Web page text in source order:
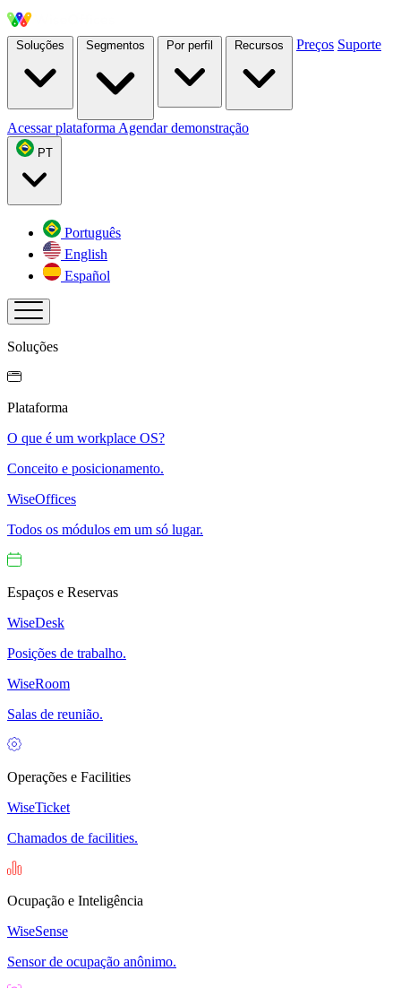
Soluções Segmentos Por perfil Recursos Preços Suporte
Acessar plataforma Agendar demonstração
PT
Português
English
Español
Soluções
Plataforma
O que é um workplace OS?
Conceito e posicionamento.
WiseOffices
Todos os módulos em um só lugar.
Espaços e Reservas
WiseDesk
Posições de trabalho.
WiseRoom
Salas de reunião.
Operações e Facilities
WiseTicket
Chamados de facilities.
Ocupação e Inteligência
WiseSense
Sensor de ocupação anônimo.